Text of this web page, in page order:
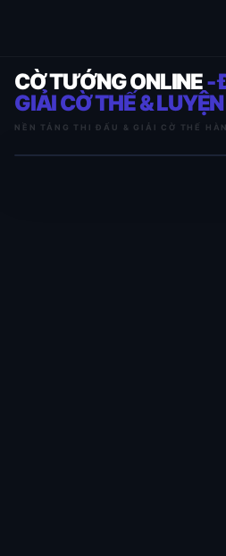
CỜ TƯỚNG ONLINE-
GIẢI CỜ THẾ &
NỀN TẢNG THI ĐẤU & GIẢI CỜ THẾ